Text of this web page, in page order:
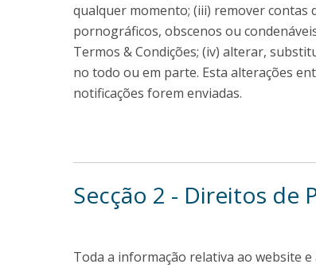
qualquer momento; (iii) remover contas
pornográficos, obscenos ou
Termos & Condições; (iv) alterar,
no todo ou em parte. Esta alterações
notificações forem enviadas.
Secção 2 - Direitos de
Toda a informação relativa ao website